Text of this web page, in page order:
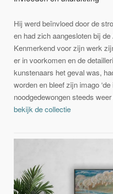
Hij werd beïnvloed door de
en had zich aangesloten bij
Kenmerkend voor zijn werk
er in voorkomen en de
kunstenaars het geval was,
worden en bleef zijn imago
noodgedewongen steeds
bekijk de collectie